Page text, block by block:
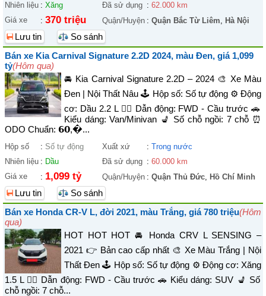
Nhiên liệu : Xăng Đã sử dụng : 62.000 km
Giá xe
: 370 triệu Quận/Huyện : Quận Bắc Từ Liêm, Hà Nội
Lưu tin
So sánh
Bán xe Kia Carnival Signature 2.2D 2024, màu Đen, giá 1,099
tỷ(Hôm qua)
🚘 Kia Carnival Signature 2.2D – 2024 🎨 Xe Màu
Đen | Nội Thất Nâu 🕹️ Hộp số: Số tự động ⚙️ Động
cơ: Dầu 2.2 L 🚴‍♀️ Dẫn động: FWD - Cầu trước 🚗
Kiểu dáng: Van/Minivan 💺 Số chỗ ngồi: 7 chỗ ⏰
ODO Chuẩn: 𝟲𝟬,�...
Hộp số : Số tự động Xuất xứ : Trong nước
Nhiên liệu : Dầu Đã sử dụng : 60.000 km
Giá xe
: 1,099 tỷ Quận/Huyện : Quận Thủ Đức, Hồ Chí Minh
Lưu tin
So sánh
Bán xe Honda CR-V L, đời 2021, màu Trắng, giá 780 triệu(Hôm
qua)
HOT HOT HOT 🚘 Honda CRV L SENSING –
2021 👉 Bản cao cấp nhất 🎨 Xe Màu Trắng | Nội
Thất Đen 🕹️ Hộp số: Số tự động ⚙️ Động cơ: Xăng
1.5 L 🚴‍♀️ Dẫn động: FWD - Cầu trước 🚗 Kiểu dáng: SUV 💺 Số
chỗ ngồi: 7 chỗ...